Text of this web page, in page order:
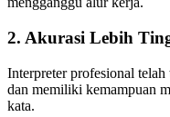
2. Akurasi Lebih
Interpreter profesional telah
dan memiliki kemampuan
kata.